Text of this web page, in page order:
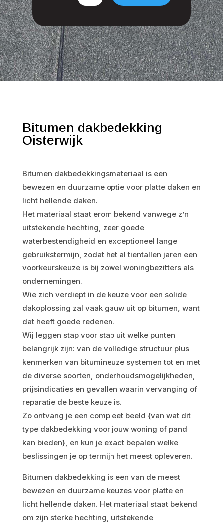
Bitumen dakbedekking
Oisterwijk
Bitumen dakbedekkingsmateriaal is een
bewezen en duurzame optie voor platte daken en
licht hellende daken.
Het materiaal staat erom bekend vanwege z’n
uitstekende hechting, zeer goede
waterbestendigheid en exceptioneel lange
gebruikstermijn, zodat het al tientallen jaren een
voorkeurskeuze is bij zowel woningbezitters als
ondernemingen.
Wie zich verdiept in de keuze voor een solide
dakoplossing zal vaak gauw uit op bitumen, want
dat heeft goede redenen.
Wij leggen stap voor stap uit welke punten
belangrijk zijn: van de volledige structuur plus
kenmerken van bitumineuze systemen tot en met
de diverse soorten, onderhoudsmogelijkheden,
prijsindicaties en gevallen waarin vervanging of
reparatie de beste keuze is.
Zo ontvang je een compleet beeld {van wat dit
type dakbedekking voor jouw woning of pand
kan bieden}, en kun je exact bepalen welke
beslissingen je op termijn het meest opleveren.
Bitumen dakbedekking is een van de meest
bewezen en duurzame keuzes voor platte en
licht hellende daken. Het materiaal staat bekend
om zijn sterke hechting, uitstekende